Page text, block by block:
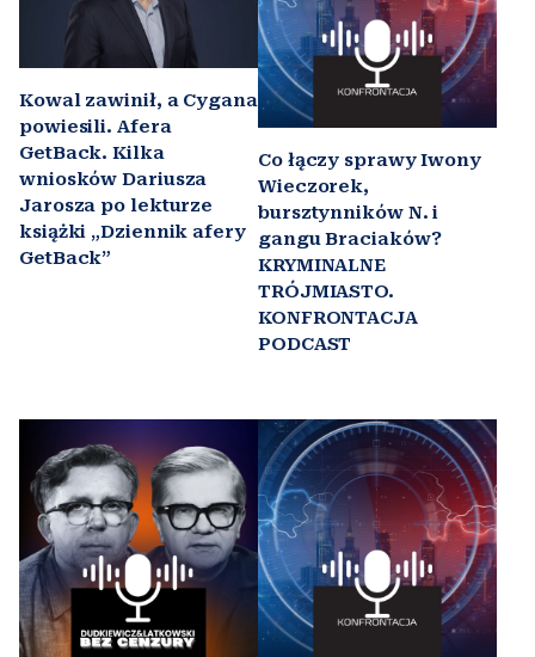
Kowal zawinił, a Cygana
powiesili. Afera
GetBack. Kilka
wniosków Dariusza
Jarosza po lekturze
książki „Dziennik afery
GetBack”
Co łączy sprawy Iwony
Wieczorek,
bursztynników N. i
gangu Braciaków?
KRYMINALNE
TRÓJMIASTO.
KONFRONTACJA
PODCAST